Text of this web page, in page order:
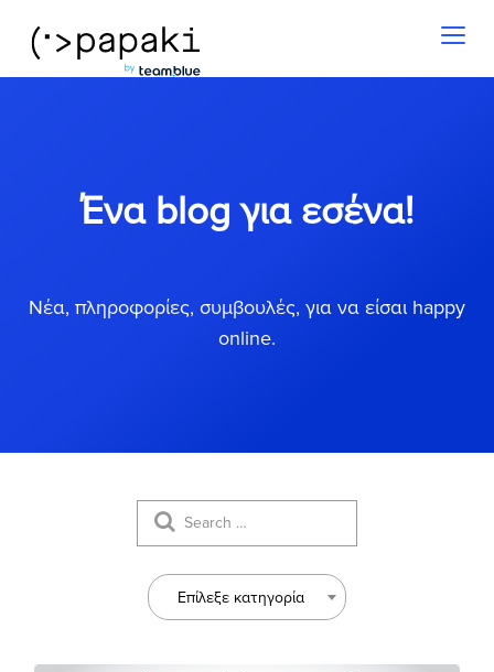
Ένα blog για εσένα!
Νέα, πληροφορίες, συμβουλές, για να είσαι happy
online.
Επίλεξε κατηγορία